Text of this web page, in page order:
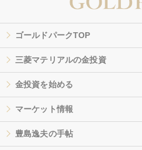
ゴールドパークTOP
三菱マテリアルの金投資
金投資を始める
マーケット情報
豊島逸夫の手帖